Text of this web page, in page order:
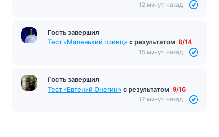
12 минут назад
Гость завершил
Тест «Маленький принц» с результатом 8/14
15 минут назад
Гость завершил
Тест «Евгений Онегин» с результатом 9/16
17 минут назад